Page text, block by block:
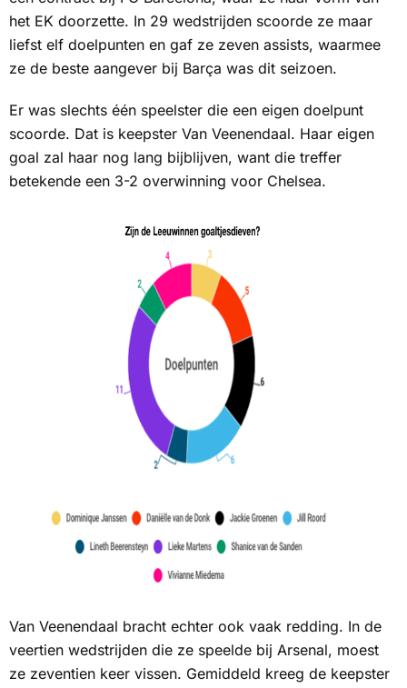
het EK doorzette. In 29 wedstrijden scoorde ze maar
liefst elf doelpunten en gaf ze zeven assists, waarmee
ze de beste aangever bij Barça was dit seizoen.
Er was slechts één speelster die een eigen doelpunt
scoorde. Dat is keepster Van Veenendaal. Haar eigen
goal zal haar nog lang bijblijven, want die treffer
betekende een 3-2 overwinning voor Chelsea.
Van Veenendaal bracht echter ook vaak redding. In de
veertien wedstrijden die ze speelde bij Arsenal, moest
ze zeventien keer vissen. Gemiddeld kreeg de keepster